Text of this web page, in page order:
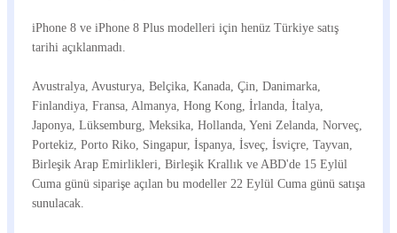
iPhone 8 ve iPhone 8 Plus modelleri için henüz Türkiye satış
tarihi açıklanmadı.
Avustralya, Avusturya, Belçika, Kanada, Çin, Danimarka,
Finlandiya, Fransa, Almanya, Hong Kong, İrlanda, İtalya,
Japonya, Lüksemburg, Meksika, Hollanda, Yeni Zelanda, Norveç,
Portekiz, Porto Riko, Singapur, İspanya, İsveç, İsviçre, Tayvan,
Birleşik Arap Emirlikleri, Birleşik Krallık ve ABD'de 15 Eylül
Cuma günü siparişe açılan bu modeller 22 Eylül Cuma günü satışa
sunulacak.